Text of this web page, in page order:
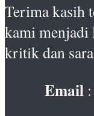
Terima kasih
kami menjadi
kritik dan
Email :